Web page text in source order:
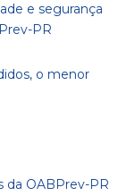
e segurança
PR
o menor
da OABPrev-PR